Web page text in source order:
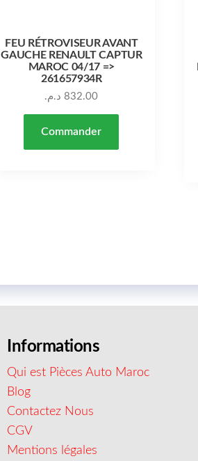
FEU RÉTROVISEUR AVANT
GAUCHE RENAULT CAPTUR
MAROC 04/17 =>
261657934R
832.00 د.م.
Commander
Informations
Qui est Pièces Auto Maroc
Blog
Contactez Nous
CGV
Mentions légales